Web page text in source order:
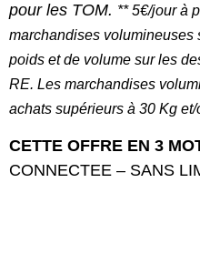
pour les TOM. ** 5€/jour à
marchandises volumineuses
poids et de volume sur les
RE. Les marchandises
achats supérieurs à 30 Kg
CETTE OFFRE EN 3
CONNECTEE – SANS